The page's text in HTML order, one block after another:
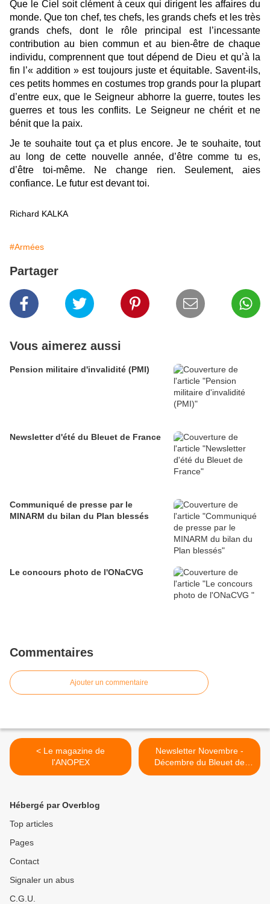
Que le Ciel soit clément à ceux qui dirigent les affaires du
monde. Que ton chef, tes chefs, les grands chefs et les très
grands chefs, dont le rôle principal est l’incessante
contribution au bien commun et au bien-être de chaque
individu, comprennent que tout dépend de Dieu et qu’à la
fin l’« addition » est toujours juste et équitable. Savent-ils,
ces petits hommes en costumes trop grands pour la plupart
d’entre eux, que le Seigneur abhorre la guerre, toutes les
guerres et tous les conflits. Le Seigneur ne chérit et ne
bénit que la paix.
Je te souhaite tout ça et plus encore. Je te souhaite, tout
au long de cette nouvelle année, d’être comme tu es,
d’être toi-même. Ne change rien. Seulement, aies
confiance. Le futur est devant toi.
Richard KALKA
#Armées
Partager
Vous aimerez aussi
Pension militaire d'invalidité (PMI)
Newsletter d'été du Bleuet de France
Communiqué de presse par le
MINARM du bilan du Plan blessés
Le concours photo de l'ONaCVG
Commentaires
Ajouter un commentaire
< Le magazine de
l'ANOPEX
Newsletter Novembre -
Décembre du Bleuet de
France >
Hébergé par Overblog
Top articles
Pages
Contact
Signaler un abus
C.G.U.